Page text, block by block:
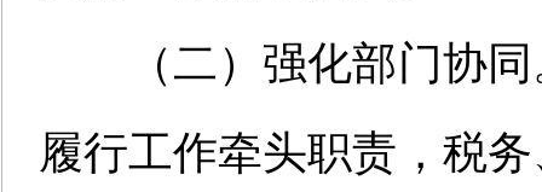
（二）强化部门协
履行工作牵头职责，税